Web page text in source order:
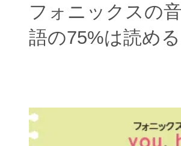
フォニックスの
語の75%は読め